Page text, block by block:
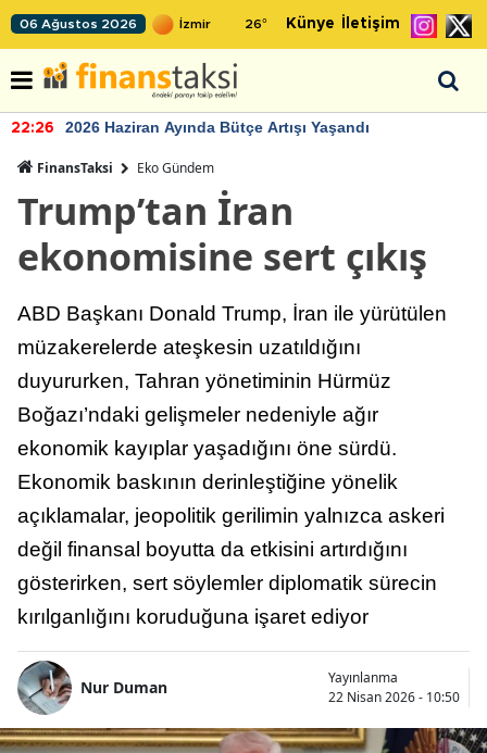
06 Ağustos 2026 26° Künye İletişim
22:26 2026 Haziran Ayında Bütçe Artışı Yaşandı
FinansTaksi Eko Gündem
Trump’tan İran
ekonomisine sert çıkış
ABD Başkanı Donald Trump, İran ile yürütülen
müzakerelerde ateşkesin uzatıldığını
duyururken, Tahran yönetiminin Hürmüz
Boğazı’ndaki gelişmeler nedeniyle ağır
ekonomik kayıplar yaşadığını öne sürdü.
Ekonomik baskının derinleştiğine yönelik
açıklamalar, jeopolitik gerilimin yalnızca askeri
değil finansal boyutta da etkisini artırdığını
gösterirken, sert söylemler diplomatik sürecin
kırılganlığını koruduğuna işaret ediyor
Nur Duman
Yayınlanma
22 Nisan 2026 - 10:50